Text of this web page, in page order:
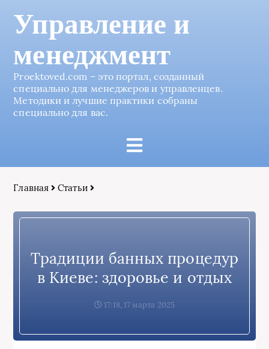
Управление и
менеджмент
Proektoved.com – это портал, созданный
специально для менеджеров и управленцев.
Методики и лучшие практики собраны
специально для вас.
Главная Статьи
Традиции банных процедур
в Киеве: здоровье и отдых
17:18, 17 марта 2025